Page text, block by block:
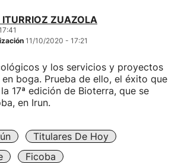
ITURRIOZ ZUAZOLA
11/10/2020 - 17:21
y los servicios y proyectos
boga. Prueba de ello, el éxito que
17ª edición de Bioterra, que se
en Irun.
Titulares De Hoy
Ficoba